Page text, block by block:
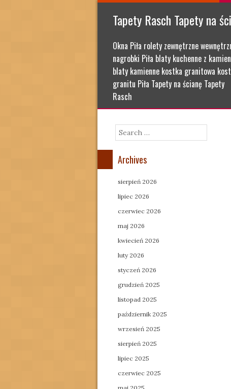
Tapety Rasch Tapety na
Okna Piła rolety zewnętrzne
nagrobki Piła blaty kuchenne z
blaty kamienne kostka granitowa
granitu Piła Tapety na ścianę Tapety
Rasch
Search
Archives
sierpień 2026
lipiec 2026
czerwiec 2026
maj 2026
kwiecień 2026
luty 2026
styczeń 2026
grudzień 2025
listopad 2025
październik 2025
wrzesień 2025
sierpień 2025
lipiec 2025
czerwiec 2025